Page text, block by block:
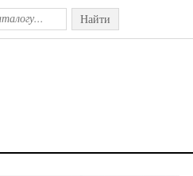
Найти